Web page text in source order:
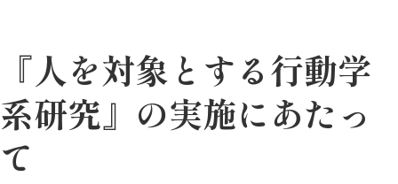
『人を対象とする行動学
系研究』の実施にあたっ
て